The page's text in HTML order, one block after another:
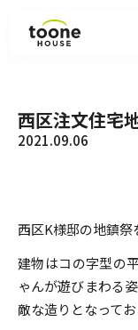
ラインナップ
お知らせ
コラム
西区注文住宅
2021.09.06
西区K様邸の地鎮祭
建物はコの字型の
ゃんが遊びまわる
敵な造りとなってお